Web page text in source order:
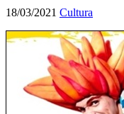
18/03/2021 Cultura